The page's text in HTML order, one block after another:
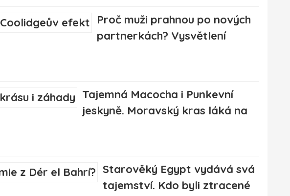
Proč muži prahnou po nových
partnerkách? Vysvětlení
Tajemná Macocha i Punkevní
jeskyně. Moravský kras láká na
Starověký Egypt vydává svá
tajemství. Kdo byli ztracené